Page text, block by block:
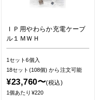
ＩＰ用やわらか充電ケーブ
ル１ＭＷＨ
1セット6個入
18セット(108個)から注文可能
¥23,760〜(税込)
1個あたり¥220